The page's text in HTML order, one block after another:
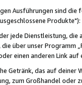
Ausführungen sind
Produkte"):
jede Dienstleistung,
die über unser Programm
einen anderen Link
Getränk, das auf deiner
zum Großhandel oder